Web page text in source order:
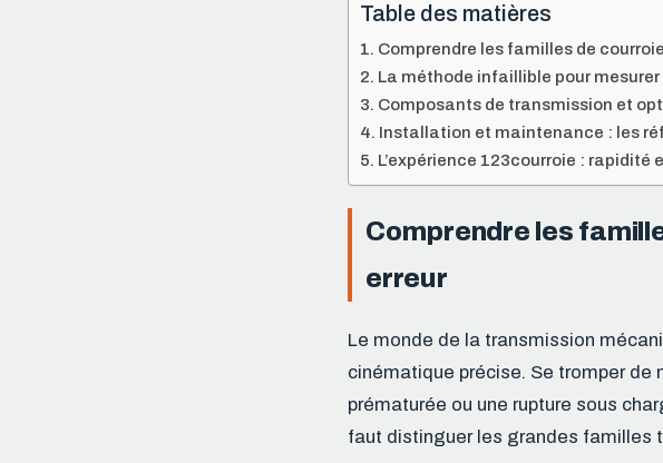
Table des matières
Comprendre les familles de
La méthode infaillible pour
Composants de transmission et
Installation et maintenance : les
L’expérience 123courroie : rapidité
Comprendre les
erreur
Le monde de la transmission
cinématique précise. Se tromper de
prématurée ou une rupture sous
faut distinguer les grandes familles